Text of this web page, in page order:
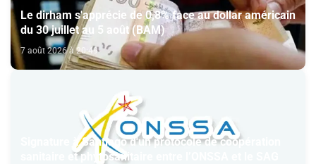
Le dirham s'apprécie de 0,8% face au dollar américain
du 30 juillet au 5 août (BAM)
7 août 2026 à 20:49
Signature à Santiago d'un protocole de coopération
sanitaire et phytosanitaire entre l’ONSSA et le SAG